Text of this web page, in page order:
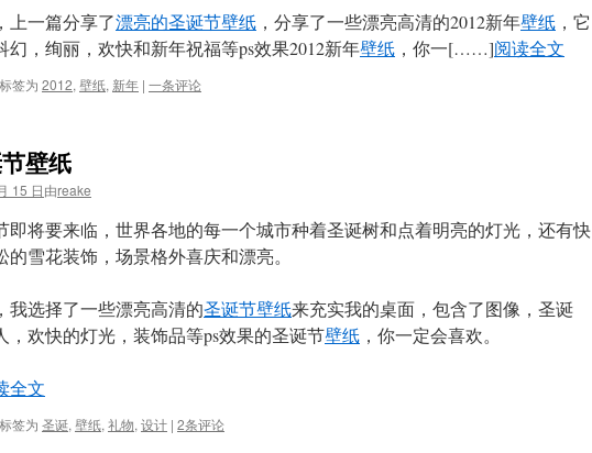
上一篇分享了漂亮的圣诞节壁纸 ，分享了一些漂亮高清的2012新年壁纸 ，它
幻，绚丽，欢快和新年祝福等ps效果2012新年壁纸 ，你一[……]阅读全文
标签为 2012, 壁纸, 新年 | 一条评论
壁纸
15 日由reake
即将要来临，世界各地的每一个城市种着圣诞树和点着明亮的灯光，还有快
的雪花装饰，场景格外喜庆和漂亮。
我选择了一些漂亮高清的圣诞节壁纸来充实我的桌面，包含了图像，圣诞
，欢快的灯光，装饰品等ps效果的圣诞节壁纸 ，你一定会喜欢。
全文
标签为 圣诞, 壁纸, 礼物, 设计 | 2条评论